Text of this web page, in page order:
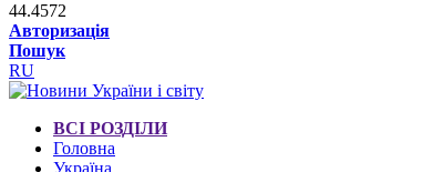
44.4572
Авторизація
Пошук
RU
ВСІ РОЗДІЛИ
Головна
Україна